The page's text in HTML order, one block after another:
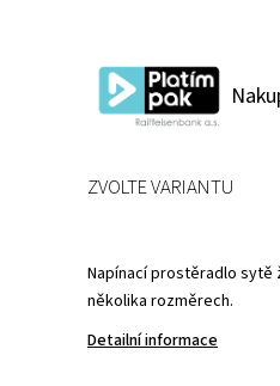
Napínací prostěradlo sytě
několika rozměrech.
Detailní informace
ZVOLTE VARIANTU